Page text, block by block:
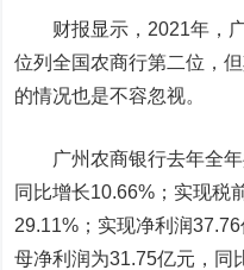
财报显示，2021年，广
位列全国农商行第二位，
的情况也是不容忽视。
广州农商银行去年全年
同比增长10.66%；实现税
29.11%；实现净利润
母净利润为31.75亿元，同